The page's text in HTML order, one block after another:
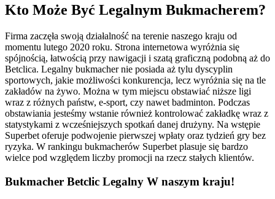
Kto Może Być Legalnym Bukmacherem?
Firma zaczęła swoją działalność na terenie naszego kraju od
momentu lutego 2020 roku. Strona internetowa wyróżnia się
spójnością, łatwością przy nawigacji i szatą graficzną podobną aż do
Betclica. Legalny bukmacher nie posiada aż tylu dyscyplin
sportowych, jakie możliwości konkurencja, lecz wyróżnia się na tle
zakładów na żywo. Można w tym miejscu obstawiać niższe ligi
wraz z różnych państw, e-sport, czy nawet badminton. Podczas
obstawiania jesteśmy wstanie również kontrolować zakładkę wraz z
statystykami z wcześniejszych spotkań danej drużyny. Na wstępie
Superbet oferuje podwojenie pierwszej wpłaty oraz tydzień gry bez
ryzyka. W rankingu bukmacherów Superbet plasuje się bardzo
wielce pod względem liczby promocji na rzecz stałych klientów.
Bukmacher Betclic Legalny W naszym kraju!